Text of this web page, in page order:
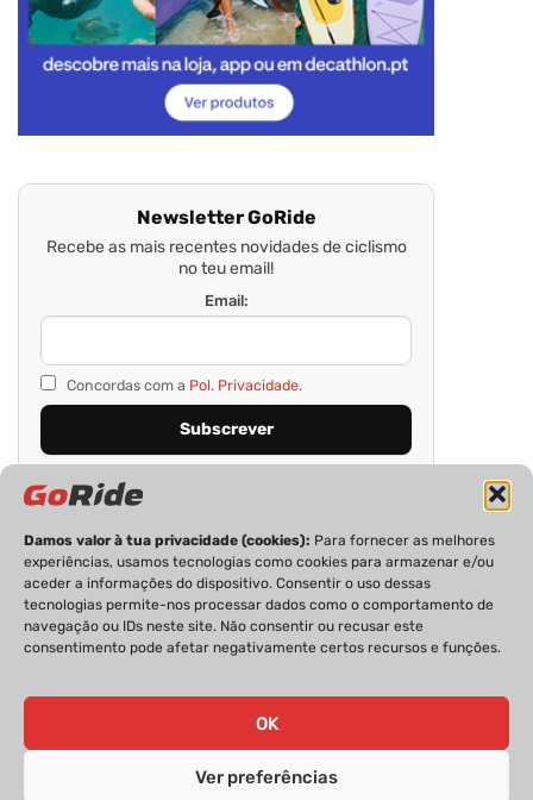
Damos valor à tua privacidade (cookies): Para fornecer as melhores
experiências, usamos tecnologias como cookies para armazenar e/ou
aceder a informações do dispositivo. Consentir o uso dessas
tecnologias permite-nos processar dados como o comportamento de
navegação ou IDs neste site. Não consentir ou recusar este
consentimento pode afetar negativamente certos recursos e funções.
OK
Ver preferências
Newsletter GoRide
Recebe as mais recentes novidades de ciclismo
no teu email!
Email:
Concordas com a Pol. Privacidade.
PRIVACIDADE FICHA TÉCNICA
ESTATUTO EDITORIAL